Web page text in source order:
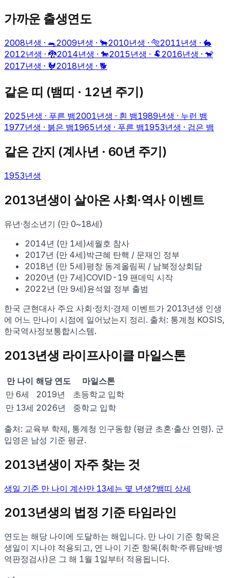
가까운 출생연도
2008년생 · 🐀2009년생 · 🐂2010년생 · 🐅2011년생 · 🐇
2012 년생 · 🐉2014년생 · 🐎2015 년생 · 🐏 2016년생 · 🐒
2017년생 · 🐓2018년생 · 🐕
같은 띠 (뱀띠 · 12년 주기)
2025 년생 · 푸른 뱀2001년생 · 흰 뱀1989년생 · 누런 뱀
1977년생 · 붉은 뱀1965 년생 · 푸른 뱀1953년생 · 검은 뱀
같은 간지 (계사년 · 60년 주기)
1953년생
2013년생이 살아온 사회·역사 이벤트
유년·청소년기 (만 0~18세)
2014년 (만 1세)세월호 참사
2017년 (만 4세)박근혜 탄핵 / 문재인 정부
2018년 (만 5세)평창 동계올림픽 / 남북정상회담
2020년 (만 7세)COVID-19 팬데믹 시작
2022 년 (만 9세)윤석열 정부 출범
한국 근현대사 주요 사회·정치·경제 이벤트가 2013년생 인생
에 어느 만나이 시점에 일어났는지 정리. 출처: 통계청 KOSIS,
한국역사정보통합시스템.
2013년생 라이프사이클 마일스톤
만 나이 해당 연도
마일스톤
만 6세 2019년
초등학교 입학
만 13세 2026년 중학교 입학
출처: 교육부 학제, 통계청 인구동향 (평균 초혼·출산 연령). 군
입영은 남성 기준 평균.
2013년생이 자주 찾는 것
생일 기준 만 나이 계산만 13세는 몇 년생?뱀띠 상세
2013년생의 법정 기준 타임라인
연도는 해당 나이에 도달하는 해입니다. 만 나이 기준 항목은
생일이 지나야 적용되고, 연 나이 기준 항목(취학·주류담배·병
역판정검사)은 그 해 1월 1일부터 적용됩니다.